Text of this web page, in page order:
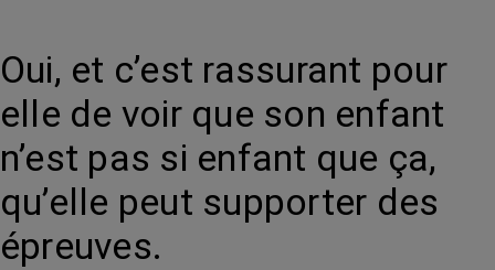
Oui, et c’est rassurant pour
elle de voir que son enfant
n’est pas si enfant que ça,
qu’elle peut supporter des
épreuves.